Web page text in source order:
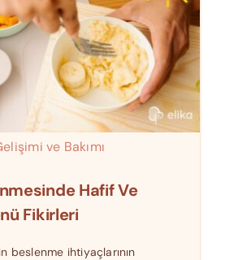
ve Bakımı
Hafif Ve
Fikirleri
beslenme ihtiyaçlarının